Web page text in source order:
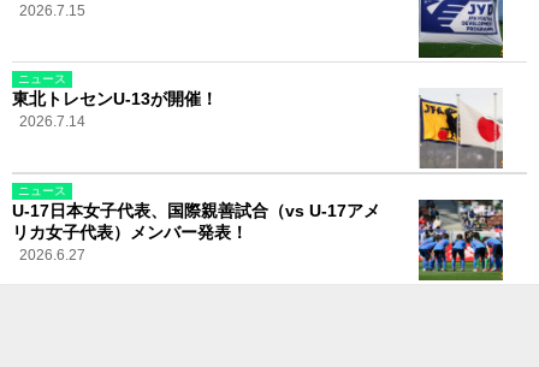
2026.7.15
ニュース
東北トレセンU-13が開催！
2026.7.14
ニュース
U-17日本女子代表、国際親善試合（vs U-17アメ
リカ女子代表）メンバー発表！
2026.6.27